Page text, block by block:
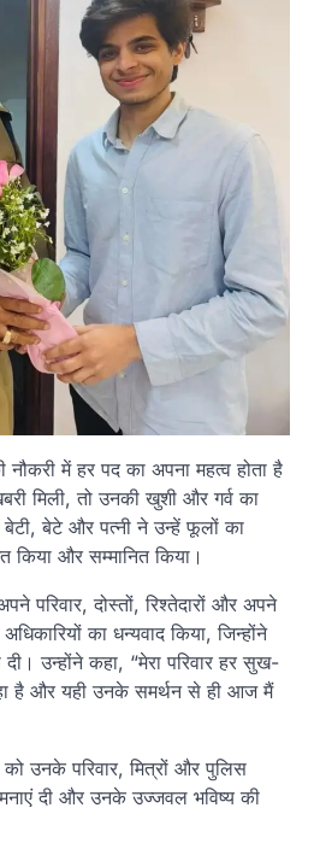
में हर पद का अपना महत्व होता है
मिली, तो उनकी खुशी और गर्व का
बेटी, बेटे और पत्नी ने उन्हें फूलों का
किया और सम्मानित किया।
परिवार, दोस्तों, रिश्तेदारों और अपने
का धन्यवाद किया, जिन्होंने
उन्होंने कहा, “मेरा परिवार हर सुख-
है और यही उनके समर्थन से ही आज मैं
उनके परिवार, मित्रों और पुलिस
दी और उनके उज्जवल भविष्य की